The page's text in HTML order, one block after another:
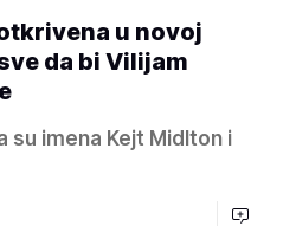
u novoj
da bi Vilijam
su imena Kejt Midlton i